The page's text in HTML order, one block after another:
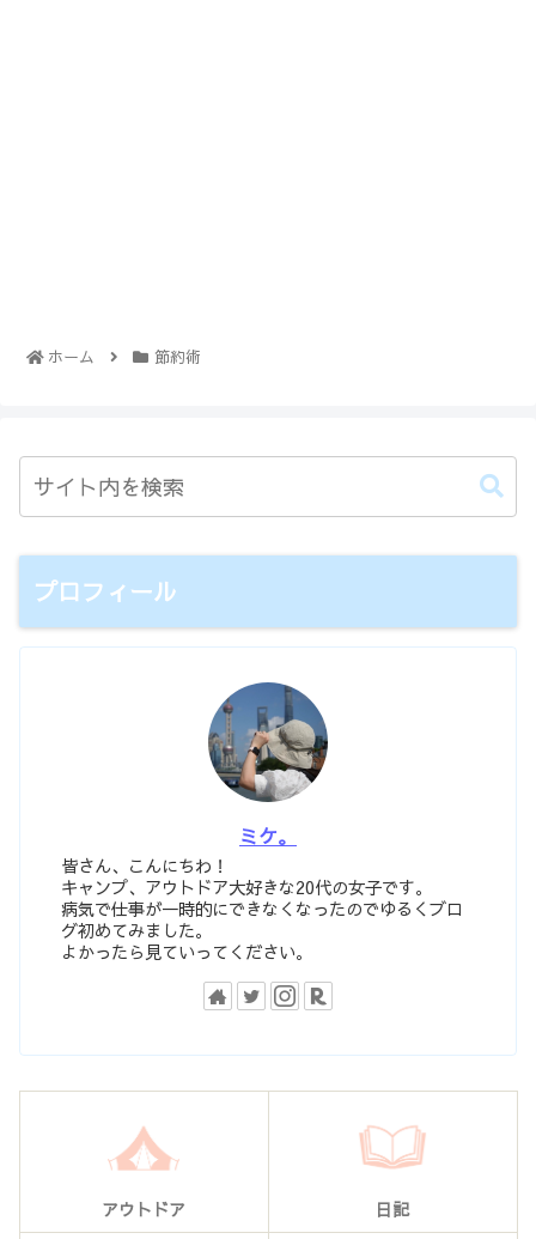
ホーム 節約術
プロフィール
ミケ。
皆さん、こんにちわ！
キャンプ、アウトドア大好きな20代の女子です。
病気で仕事が一時的にできなくなったのでゆるくブロ
グ初めてみました。
よかったら見ていってください。
アウトドア 日記